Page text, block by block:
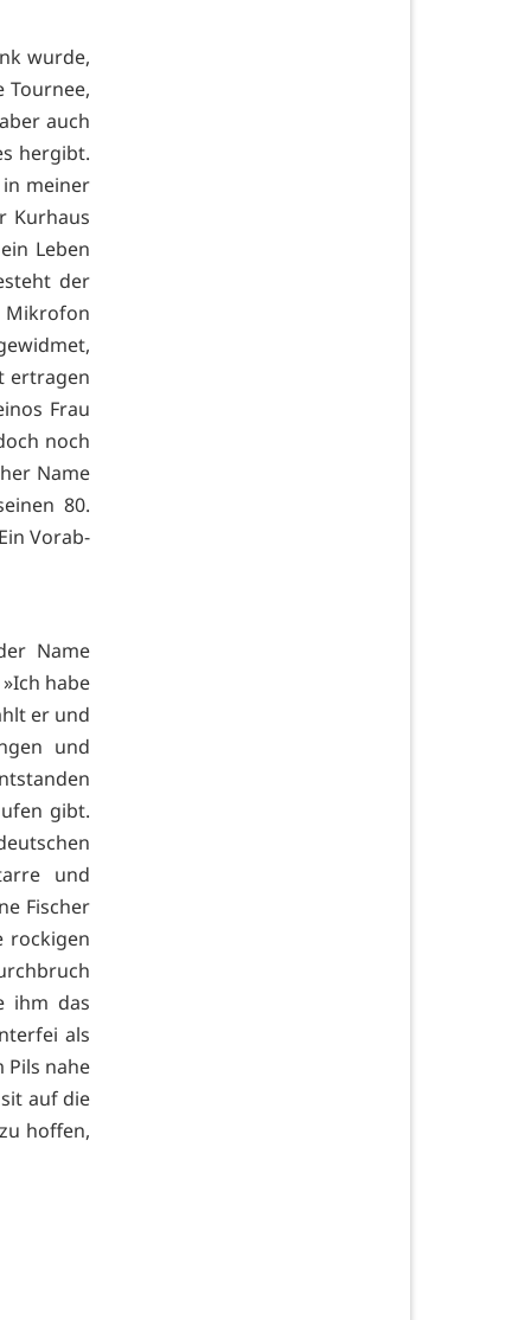
wurde,
Tournee,
auch
hergibt.
meiner
Kurhaus
Leben
der
ertragen
Frau
noch
Name
80.
Vorab-
Name
habe
er und
und
gibt.
und
Fischer
rockigen
ihm das
als
Pils nahe
auf die
hoffen,